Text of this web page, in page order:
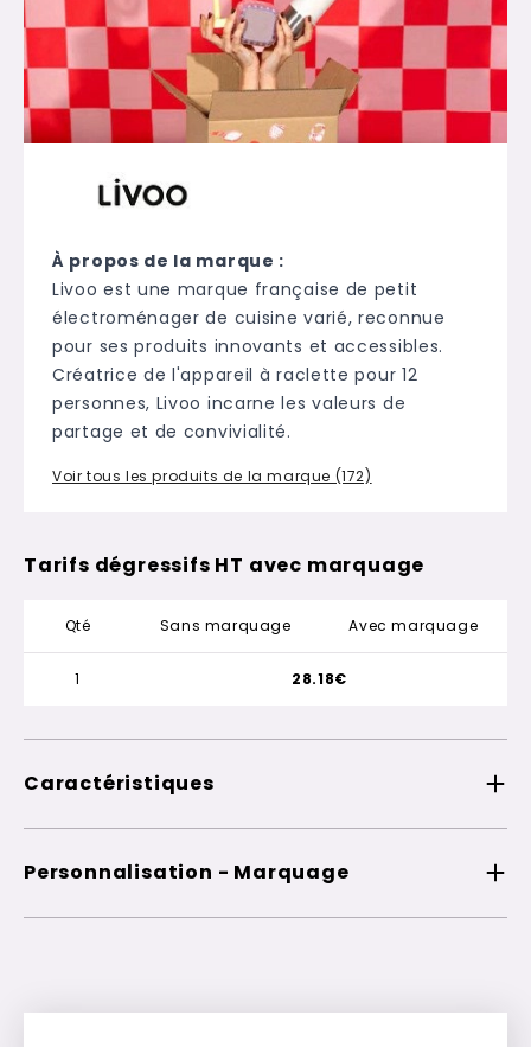
À propos de la marque :
Livoo est une marque française de petit
électroménager de cuisine varié, reconnue
pour ses produits innovants et accessibles.
Créatrice de l'appareil à raclette pour 12
personnes, Livoo incarne les valeurs de
partage et de convivialité.
Voir tous les produits de la marque (172)
Tarifs dégressifs HT avec marquage
Qté Sans marquage Avec marquage
1 28.18€
Caractéristiques
Personnalisation - Marquage